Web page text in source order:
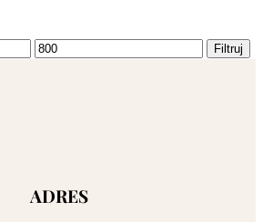
Cena
Filtruj
ADRES